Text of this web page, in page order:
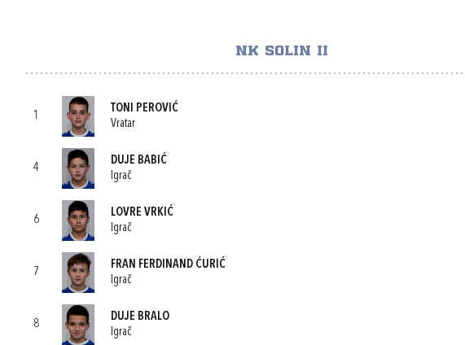
NK SOLIN II
1
TONI PEROVIĆ
Vratar
4
DUJE BABIĆ
Igrač
6
LOVRE VRKIĆ
Igrač
7
FRAN FERDINAND ĆURIĆ
Igrač
8
DUJE BRALO
Igrač